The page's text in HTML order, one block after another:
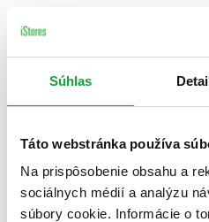
Súhlas
Táto webstránka používa
Na prispôsobenie obsahu a
sociálnych médií a analýzu
súbory cookie. Informácie o